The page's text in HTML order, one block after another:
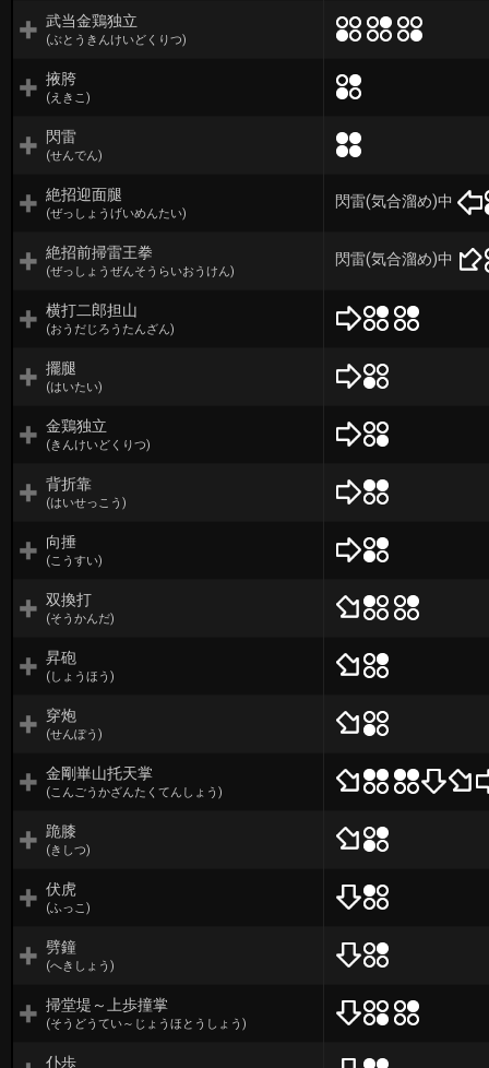
武当金鶏独立
(ぶとうきんけいどくりつ)
掖胯
(えきこ)
閃雷
(せんでん)
絶招迎面腿
(ぜっしょうげいめんたい)
閃雷(気合溜め)中
絶招前掃雷王拳
(ぜっしょうぜんそうらいおうけん)
閃雷(気合溜め)中
横打二郎担山
(おうだじろうたんざん)
擺腿
(はいたい)
金鶏独立
(きんけいどくりつ)
背折靠
(はいせっこう)
向捶
(こうすい)
双換打
(そうかんだ)
昇砲
(しょうほう)
穿炮
(せんぽう)
金剛崋山托天掌
(こんごうかざんたくてんしょう)
跪膝
(きしつ)
伏虎
(ふっこ)
劈鐘
(へきしょう)
掃堂堤～上歩撞掌
(そうどうてい～じょうほとうしょう)
仆歩